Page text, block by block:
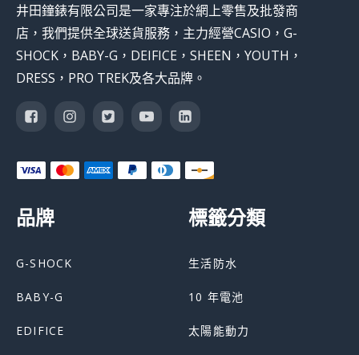
井田鐘錶有限公司是一家專注於網上零售及批發商
店，我們提供全球送貨服務，主力經營CASIO，G-
SHOCK，BABY-G，DEIFICE，SHEEN，YOUTH，
DRESS，PRO TREK及各大品牌。
品牌
G-SHOCK
BABY-G
EDIFICE
標籤分類
生活防水
10 年電池
太陽能動力